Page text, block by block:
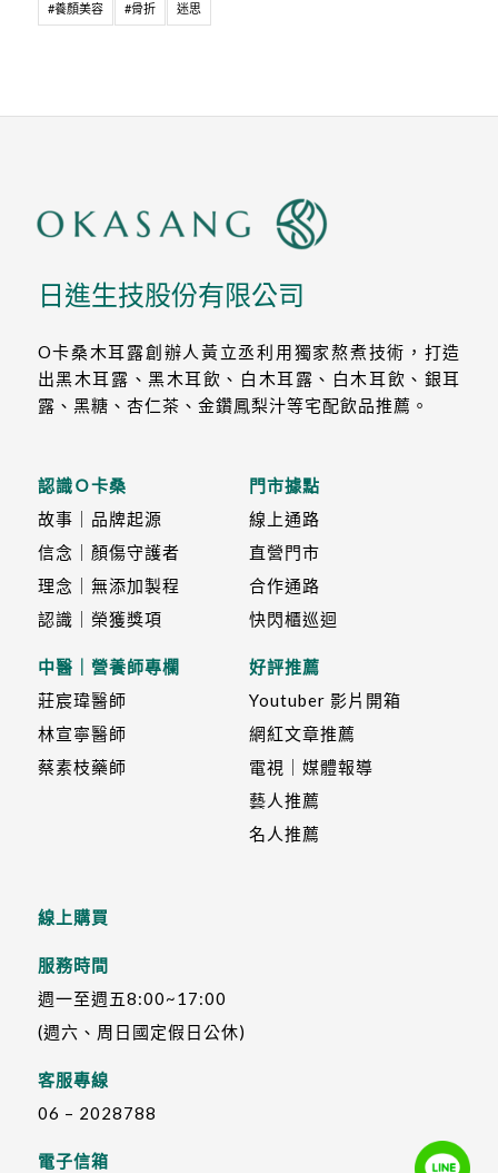
#養顏美容 #骨折 迷思
日進生技股份有限公司
O卡桑木耳露創辦人黃立丞利用獨家熬煮技術，打造
出黑木耳露、黑木耳飲、白木耳露、白木耳飲、銀耳
露、黑糖、杏仁茶、金鑽鳳梨汁等宅配飲品推薦。
認識Ｏ卡桑
故事｜品牌起源
信念｜顏傷守護者
理念｜無添加製程
認識｜榮獲獎項
中醫｜營養師專欄
莊宸瑋醫師
林宣寧醫師
蔡素枝藥師
門市據點
線上通路
直營門市
合作通路
快閃櫃巡迴
好評推薦
Youtuber 影片開箱
網紅文章推薦
電視｜媒體報導
藝人推薦
名人推薦
線上購買
服務時間
週一至週五8:00~17:00
(週六、周日國定假日公休)
客服專線
06 – 2028788
電子信箱